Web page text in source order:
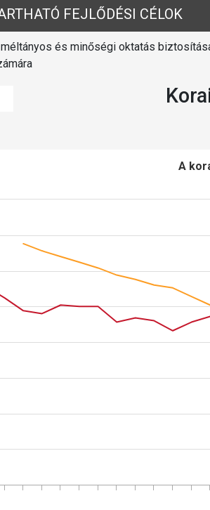
FEJLŐDÉSI CÉLOK
és minőségi oktatás
A